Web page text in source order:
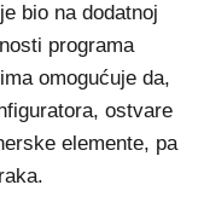
bio na dodatnoj
programa
omogućuje da,
ostvare
elemente, pa